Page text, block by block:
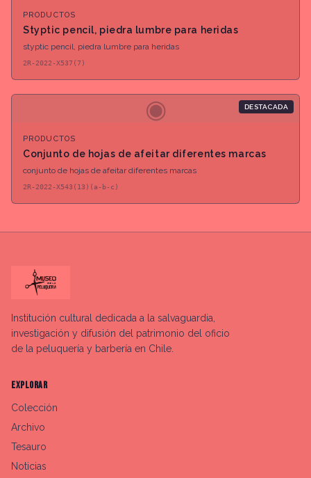
PRODUCTOS
Styptic pencil, piedra lumbre para heridas
styptic pencil, piedra lumbre para heridas
2R-2022-X537(7)
◉ DESTACADA
PRODUCTOS
Conjunto de hojas de afeitar diferentes marcas
conjunto de hojas de afeitar diferentes marcas
2R-2022-X543(13)(a-b-c)
Institución cultural dedicada a la salvaguardia,
investigación y difusión del patrimonio del oficio
de la peluquería y barbería en Chile.
EXPLORAR
Colección
Archivo
Tesauro
Noticias